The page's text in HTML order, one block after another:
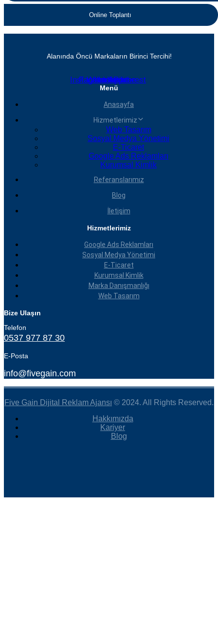
Online Toplantı
Alanında Öncü Markaların Birinci Tercihi!
Instagram
Facebook
Whatsapp
Linkedin
Youtube
Pinterest
Menü
Anasayfa
Hizmetlerimiz
Web Tasarım
Sosyal Medya Yönetimi
E-Ticaret
Google Ads Reklamları
Kurumsal Kimlik
Referanslarımız
Blog
İletişim
Hizmetlerimiz
Google Ads Reklamları
Sosyal Medya Yönetimi
E-Ticaret
Kurumsal Kimlik
Marka Danışmanlığı
Web Tasarım
Bize Ulaşın
Telefon
0537 977 87 30
E-Posta
info@fivegain.com
Five Gain Dijital Reklam Ajansı © 2024. All Rights Reserved.
Hakkımızda
Kariyer
Blog